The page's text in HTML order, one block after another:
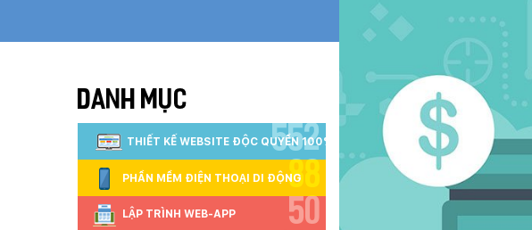
DANH MỤC
THIẾT KẾ WEBSITE ĐỘC QUYỀN 100%
552
PHẦN MỀM ĐIỆN THOẠI DI ĐỘNG88
LẬP TRÌNH WEB-APP 50